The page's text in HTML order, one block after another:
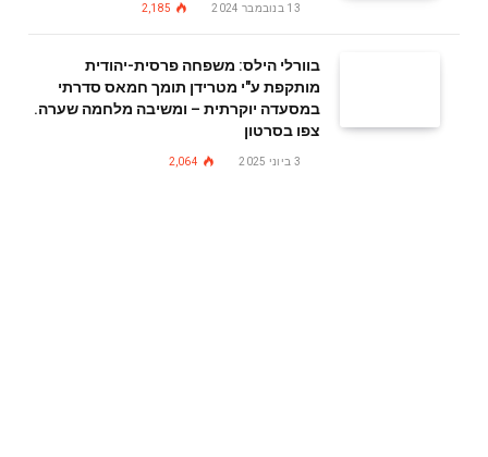
13 בנובמבר 2024 2,185
בוורלי הילס: משפחה פרסית-יהודית
מותקפת ע"י מטרידן תומך חמאס סדרתי
במסעדה יוקרתית – ומשיבה מלחמה שערה.
צפו בסרטון
3 ביוני 2025 2,064